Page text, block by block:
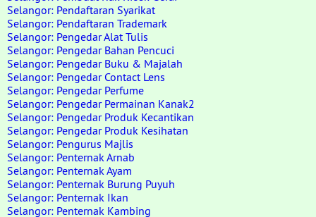
Selangor: Pendaftaran Syarikat
Selangor: Pendaftaran Trademark
Selangor: Pengedar Alat Tulis
Selangor: Pengedar Bahan Pencuci
Selangor: Pengedar Buku & Majalah
Selangor: Pengedar Contact Lens
Selangor: Pengedar Perfume
Selangor: Pengedar Permainan Kanak2
Selangor: Pengedar Produk Kecantikan
Selangor: Pengedar Produk Kesihatan
Selangor: Pengurus Majlis
Selangor: Penternak Arnab
Selangor: Penternak Ayam
Selangor: Penternak Burung Puyuh
Selangor: Penternak Ikan
Selangor: Penternak Kambing